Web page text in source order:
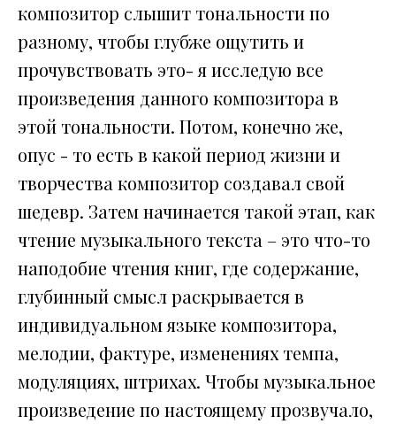
композитор слышит тональности по
разному, чтобы глубже ощутить и
прочувствовать это- я исследую все
произведения данного композитора в
этой тональности. Потом, конечно же,
опус - то есть в какой период жизни и
творчества композитор создавал свой
шедевр. Затем начинается такой этап, как
чтение музыкального текста – это что-то
наподобие чтения книг, где содержание,
глубинный смысл раскрывается в
индивидуальном языке композитора,
мелодии, фактуре, изменениях темпа,
модуляциях, штрихах. Чтобы музыкальное
произведение по настоящему прозвучало,